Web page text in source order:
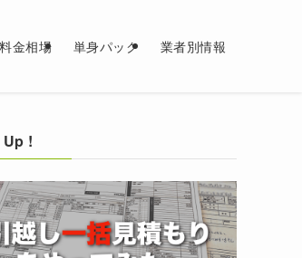
料金相場 単身パック 業者別情報
!